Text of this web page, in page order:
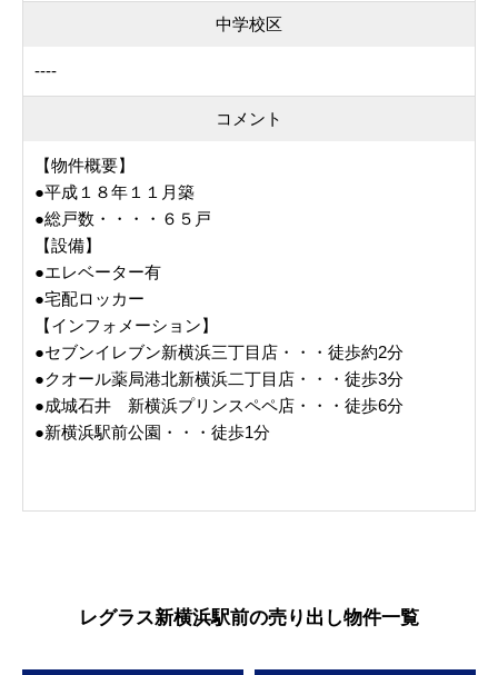
中学校区
----
コメント
【物件概要】
●平成１８年１１月築
●総戸数・・・・６５戸
【設備】
●エレベーター有
●宅配ロッカー
【インフォメーション】
●セブンイレブン新横浜三丁目店・・・徒歩約2分
●クオール薬局港北新横浜二丁目店・・・徒歩3分
●成城石井 新横浜プリンスペペ店・・・徒歩6分
●新横浜駅前公園・・・徒歩1分
レグラス新横浜駅前の売り出し物件一覧